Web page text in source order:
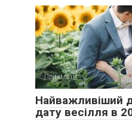
Прикмети
Найважливіший
дату весілля в